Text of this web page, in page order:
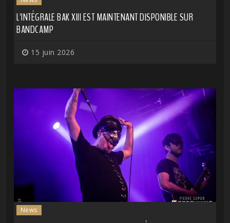
L'INTÉGRALE BAK XIII EST MAINTENANT DISPONIBLE SUR
BANDCAMP
15 juin 2026
News